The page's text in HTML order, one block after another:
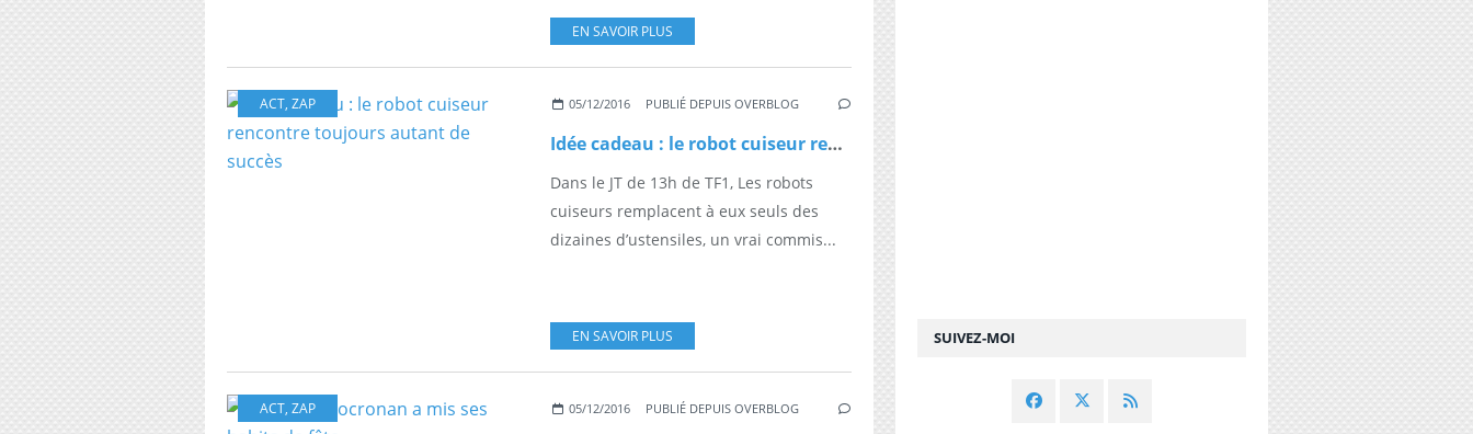
EN SAVOIR PLUS
ACT, ZAP 05/12/2016 PUBLIÉ DEPUIS OVERBLOG
Idée cadeau : le robot cuiseur rencontre toujours autant de succès
Dans le JT de 13h de TF1, Les robots
cuiseurs remplacent à eux seuls des
dizaines d’ustensiles, un vrai commis...
EN SAVOIR PLUS
ACT, ZAP 05/12/2016 PUBLIÉ DEPUIS OVERBLOG
SUIVEZ-MOI